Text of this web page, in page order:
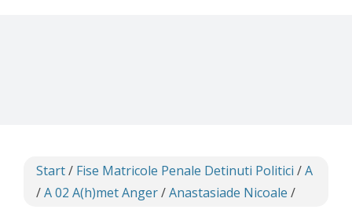
Start/ Fise Matricole Penale Detinuti Politici /A
/A 02 A(h)met Anger/Anastasiade Nicoale /